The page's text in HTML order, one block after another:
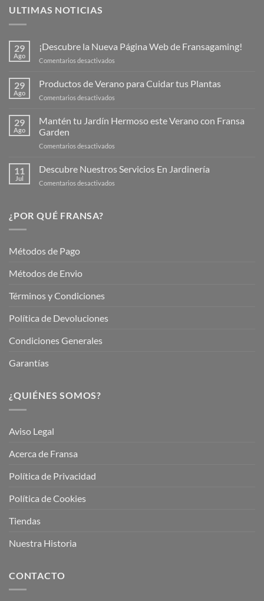
ULTIMAS NOTICIAS
29
Ago
¡Descubre la Nueva Página Web de Fransagaming!
Comentarios desactivados
Nueva
de
29
Ago
Productos de Verano para Cuidar tus Plantas
Comentarios desactivados
de
Verano
Plantas
29
Ago
Mantén tu Jardín Hermoso este Verano con Fransa
Garden
Comentarios desactivados
tu
Jardín
11
Jul
Descubre Nuestros Servicios En Jardinería
Comentarios desactivados
¿POR QUÉ FRANSA?
Métodos de Pago
Métodos de Envio
Términos y Condiciones
Política de Devoluciones
Condiciones Generales
Garantías
¿QUIÉNES SOMOS?
Aviso Legal
Acerca de Fransa
Política de Privacidad
Política de Cookies
Tiendas
Nuestra Historia
CONTACTO